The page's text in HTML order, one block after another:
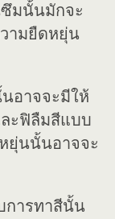
มนั้นมักจะ
ามยืดหยุ่น
อาจจะมีให้
ะฟิลืมสีแบบ
ยุ่นนั้นอาจจะ
การทาสีนั้น